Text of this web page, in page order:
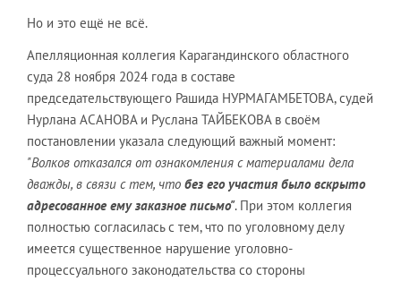
Но и это ещё не всё.
Апелляционная коллегия Карагандинского областного
суда 28 ноября 2024 года в составе
председательствующего Рашида НУРМАГАМБЕТОВА, судей
Нурлана АСАНОВА и Руслана ТАЙБЕКОВА в своём
постановлении указала следующий важный момент:
"Волков отказался от ознакомления с материалами дела
дважды, в связи с тем, что без его участия было вскрыто
адресованное ему заказное письмо". При этом коллегия
полностью согласилась с тем, что по уголовному делу
имеется существенное нарушение уголовно-
процессуального законодательства со стороны